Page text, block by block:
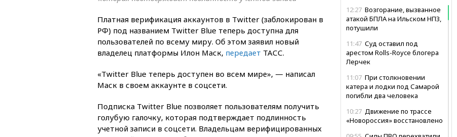
12:27 Возгорание, вызванное
атакой БПЛА на Ильском НПЗ,
потушили
11:47 Суд оставил под
арестом Rolls-Royce блогера
Лерчек
11:07 При столкновении
катера и лодки под Самарой
погибли два человека
10:27 Движение по трассе
«Новороссия» восстановлено
Платная верификация аккаунтов в Twitter (заблокирован в
РФ) под названием Twitter Blue теперь доступна для
пользователей по всему миру. Об этом заявил новый
владелец платформы Илон Маск, передает ТАСС.
«Twitter Blue теперь доступен во всем мире», — написал
Маск в своем аккаунте в соцсети.
Подписка Twitter Blue позволяет пользователям получить
голубую галочку, которая подтверждает подлинность
учетной записи в соцсети. Владельцам верифицированных